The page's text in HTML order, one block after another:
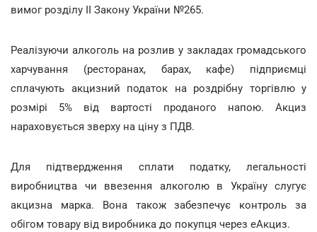
вимог розділу ІІ Закону України №265.
Реалізуючи алкоголь на розлив у закладах громадського
харчування (ресторанах, барах, кафе) підприємці
сплачують акцизний податок на роздрібну торгівлю у
розмірі 5% від вартості проданого напою. Акциз
нараховується зверху на ціну з ПДВ.
Для підтвердження сплати податку, легальності
виробництва чи ввезення алкоголю в Україну слугує
акцизна марка. Вона також забезпечує контроль за
обігом товару від виробника до покупця через eАкциз.